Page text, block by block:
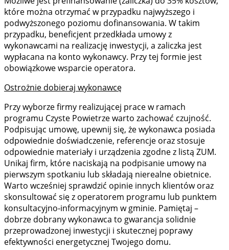
które można otrzymać w przypadku najwyższego i
podwyższonego poziomu dofinansowania. W takim
przypadku, beneficjent przedkłada umowy z
wykonawcami na realizację inwestycji, a zaliczka jest
wypłacana na konto wykonawcy. Przy tej formie jest
obowiązkowe wsparcie operatora.
Ostrożnie dobieraj wykonawcę
Przy wyborze firmy realizującej prace w ramach
programu Czyste Powietrze warto zachować czujność.
Podpisując umowę, upewnij się, że wykonawca posiada
odpowiednie doświadczenie, referencje oraz stosuje
odpowiednie materiały i urządzenia zgodne z listą ZUM.
Unikaj firm, które naciskają na podpisanie umowy na
pierwszym spotkaniu lub składają nierealne obietnice.
Warto wcześniej sprawdzić opinie innych klientów oraz
skonsultować się z operatorem programu lub punktem
konsultacyjno-informacyjnym w gminie. Pamiętaj –
dobrze dobrany wykonawca to gwarancja solidnie
przeprowadzonej inwestycji i skutecznej poprawy
efektywności energetycznej Twojego domu.